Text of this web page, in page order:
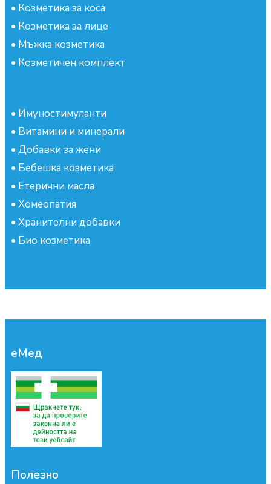
• Козметика за коса
• Козметика за лице
• Мъжка козметика
• Козметичен комплект
• Имуностимуланти
• Витамини и минерали
• Добавки за жени
• Бебешка козметика
• Етерични масла
• Хомеопатия
• Хранителни добавки
• Био козметика
еМед
Полезно